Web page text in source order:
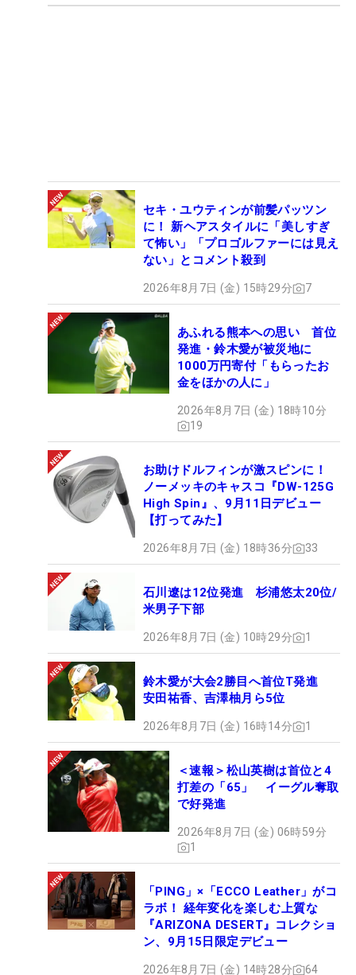
セキ・ユウティンが前髪パッツン
に！ 新ヘアスタイルに「美しすぎ
て怖い」「プロゴルファーには見え
ない」とコメント殺到
2026年8月7日 (金) 15時29分 7
あふれる熊本への思い 首位
発進・鈴木愛が被災地に
1000万円寄付「もらったお
金をほかの人に」
2026年8月7日 (金) 18時10分
19
お助けドルフィンが激スピンに！
ノーメッキのキャスコ『DW-125G
High Spin』、9月11日デビュー
【打ってみた】
2026年8月7日 (金) 18時36分 33
石川遼は12位発進 杉浦悠太20位/
米男子下部
2026年8月7日 (金) 10時29分 1
鈴木愛が大会2勝目へ首位T発進
安田祐香、吉澤柚月ら5位
2026年8月7日 (金) 16時14分 1
＜速報＞松山英樹は首位と4
打差の「65」 イーグル奪取
で好発進
2026年8月7日 (金) 06時59分
1
「PING」×「ECCO Leather」がコ
ラボ！ 経年変化を楽しむ上質な
『ARIZONA DESERT』コレクショ
ン、9月15日限定デビュー
2026年8月7日 (金) 14時28分 64